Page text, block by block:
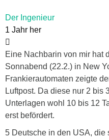
Der Ingenieur
1 Jahr her
Eine Nachbarin von mir hat
Sonnabend (22.2.) in New
Frankierautomaten zeigte
Luftpost. Da diese nur 2 bis
Unterlagen wohl 10 bis 12
erst befördert.
5 Deutsche in den USA, die